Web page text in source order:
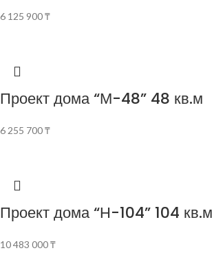
6 125 900₸
Проект дома “М-48” 48 кв.м
6 255 700₸
Проект дома “Н-104” 104 кв.м
10 483 000₸